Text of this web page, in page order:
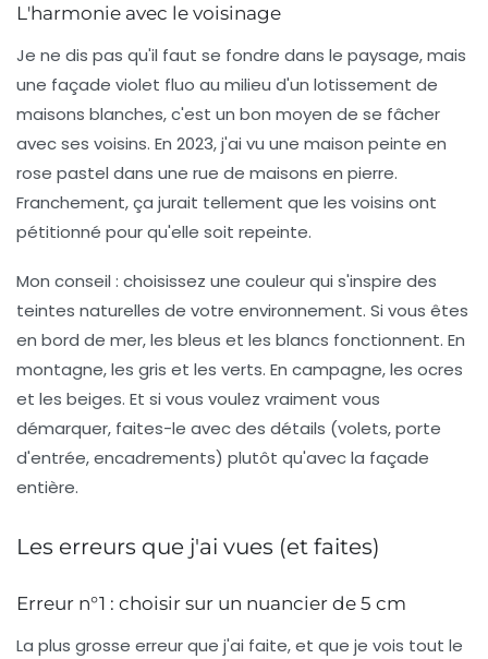
L'harmonie avec le voisinage
Je ne dis pas qu'il faut se fondre dans le paysage, mais
une façade violet fluo au milieu d'un lotissement de
maisons blanches, c'est un bon moyen de se fâcher
avec ses voisins. En 2023, j'ai vu une maison peinte en
rose pastel dans une rue de maisons en pierre.
Franchement, ça jurait tellement que les voisins ont
pétitionné pour qu'elle soit repeinte.
Mon conseil : choisissez une couleur qui s'inspire des
teintes naturelles de votre environnement. Si vous êtes
en bord de mer, les bleus et les blancs fonctionnent. En
montagne, les gris et les verts. En campagne, les ocres
et les beiges. Et si vous voulez vraiment vous
démarquer, faites-le avec des détails (volets, porte
d'entrée, encadrements) plutôt qu'avec la façade
entière.
Les erreurs que j'ai vues (et faites)
Erreur n°1 : choisir sur un nuancier de 5 cm
La plus grosse erreur que j'ai faite, et que je vois tout le